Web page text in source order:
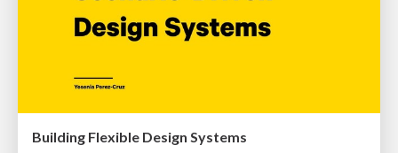
Building Flexible Design Systems